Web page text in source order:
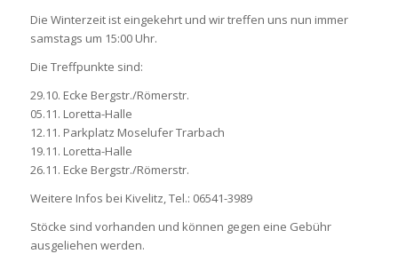
Die Winterzeit ist eingekehrt und wir treffen uns nun immer
samstags um 15:00 Uhr.
Die Treffpunkte sind:
29.10. Ecke Bergstr./Römerstr.
05.11. Loretta-Halle
12.11. Parkplatz Moselufer Trarbach
19.11. Loretta-Halle
26.11. Ecke Bergstr./Römerstr.
Weitere Infos bei Kivelitz, Tel.: 06541-3989
Stöcke sind vorhanden und können gegen eine Gebühr
ausgeliehen werden.